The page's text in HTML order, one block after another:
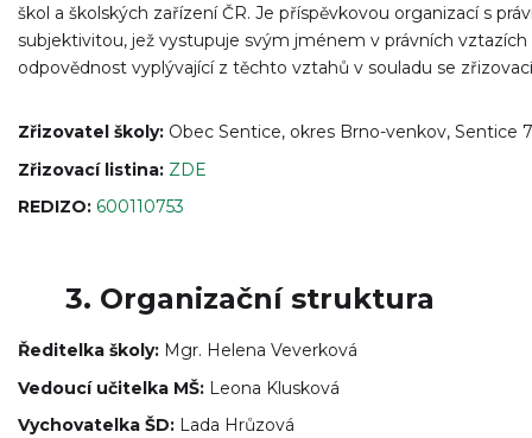
škol a školských zařízení ČR. Je příspěvkovou organizací s
subjektivitou, jež vystupuje svým jménem v právních vztazích
odpovědnost vyplývající z těchto vztahů v souladu se
Zřizovatel školy: Obec Sentice, okres Brno-venkov, Sentice
Zřizovací listina: ZDE
REDIZO: 600110753
3. Organizační struktura
Ředitelka školy: Mgr. Helena Veverková
Vedoucí učitelka MŠ: Leona Klusková
Vychovatelka ŠD: Lada Hrůzová